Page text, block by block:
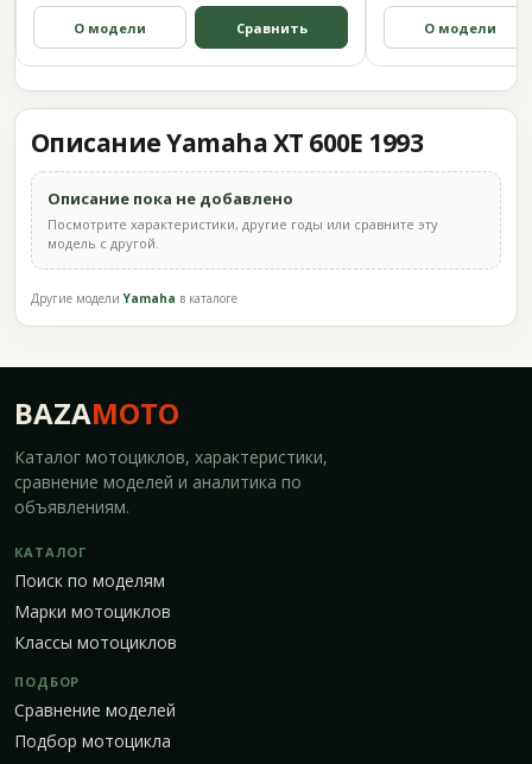
О модели Сравнить О модели
Описание Yamaha XT 600E 1993
Описание пока не добавлено
Посмотрите характеристики, другие годы или сравните эту
модель с другой.
Другие моделиYamaha в каталоге
BAZAMOTO
Каталог мотоциклов, характеристики,
сравнение моделей и аналитика по
объявлениям.
КАТАЛОГ
Поиск по моделям
Марки мотоциклов
Классы мотоциклов
ПОДБОР
Сравнение моделей
Подбор мотоцикла